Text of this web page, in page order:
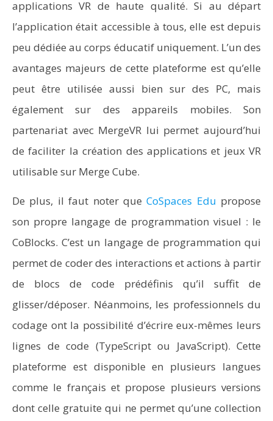
applications VR de haute qualité. Si au départ
l’application était accessible à tous, elle est depuis
peu dédiée au corps éducatif uniquement. L’un des
avantages majeurs de cette plateforme est qu’elle
peut être utilisée aussi bien sur des PC, mais
également sur des appareils mobiles. Son
partenariat avec MergeVR lui permet aujourd’hui
de faciliter la création des applications et jeux VR
utilisable sur Merge Cube.
De plus, il faut noter queCoSpaces Edu propose
son propre langage de programmation visuel : le
CoBlocks. C’est un langage de programmation qui
permet de coder des interactions et actions à partir
de blocs de code prédéfinis qu’il suffit de
glisser/déposer. Néanmoins, les professionnels du
codage ont la possibilité d’écrire eux-mêmes leurs
lignes de code (TypeScript ou JavaScript). Cette
plateforme est disponible en plusieurs langues
comme le français et propose plusieurs versions
dont celle gratuite qui ne permet qu’une collection